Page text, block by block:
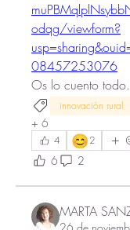
odqg/viewform?
08457253076
Os lo cuento
innovación rural
+ 6
4 😊2
6 2
MARTA